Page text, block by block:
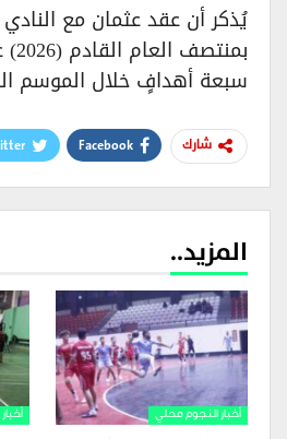
يُذكر أن عقد عثمان مع النادي
سبعة أهدافٍ خلال الموسم
شارك Facebook
المزيد..
أخبار النجوم محلي